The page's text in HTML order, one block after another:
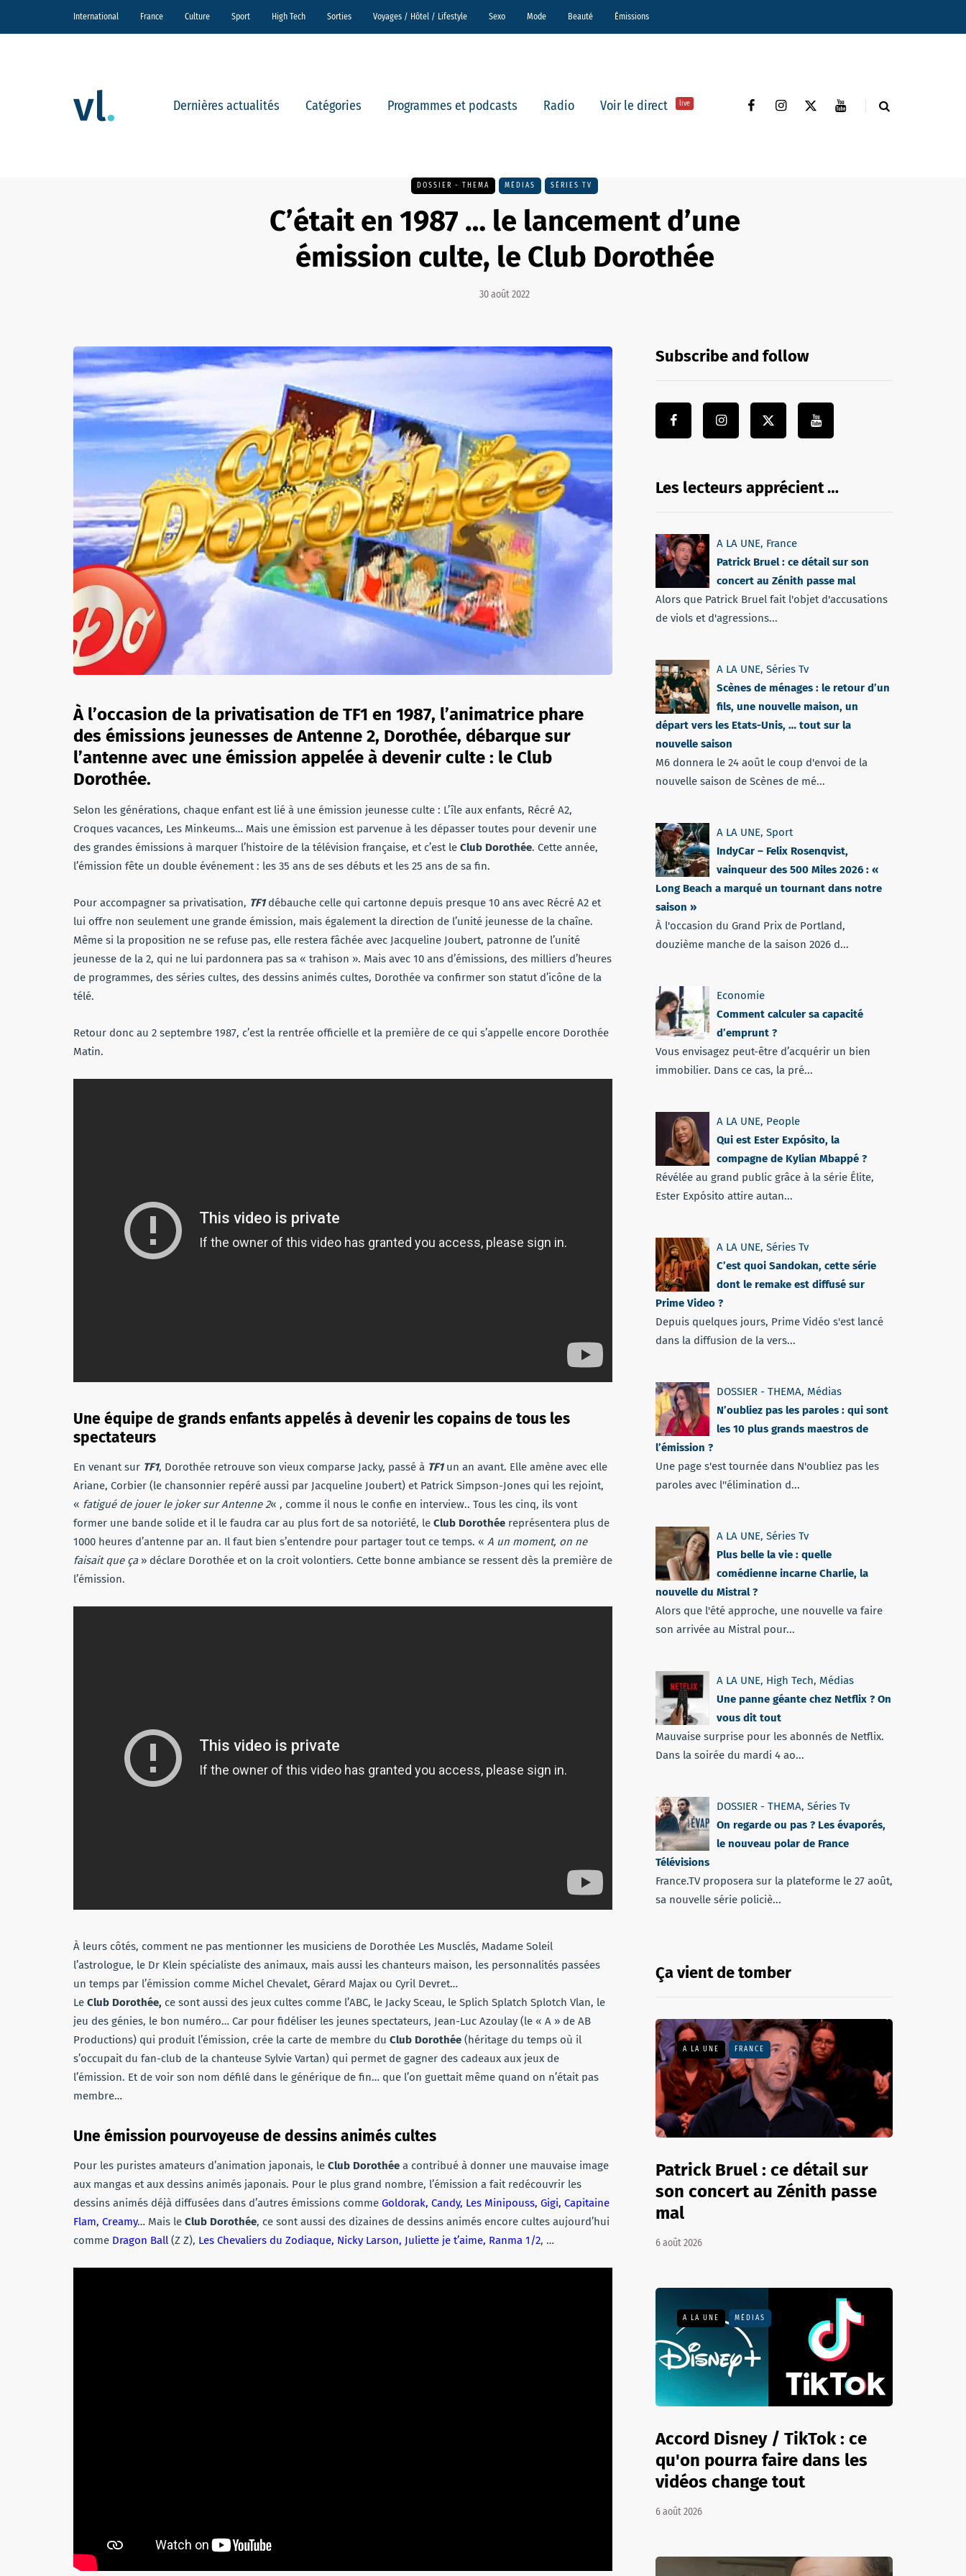
International France Culture Sport High Tech Sorties Voyages / Hôtel / Lifestyle Sexo Mode Beauté Émissions
Dernières actualités Catégories Programmes et podcasts Radio Voir le direct live
DOSSIER - THEMA MÉDIAS SÉRIES TV
C’était en 1987 … le lancement d’une
émission culte, le Club Dorothée
30 août 2022
À l’occasion de la privatisation de TF1 en 1987, l’animatrice phare
des émissions jeunesses de Antenne 2, Dorothée, débarque sur
l’antenne avec une émission appelée à devenir culte : le Club
Dorothée.
Selon les générations, chaque enfant est lié à une émission jeunesse culte : L’île aux enfants, Récré A2,
Croques vacances, Les Minkeums… Mais une émission est parvenue à les dépasser toutes pour devenir une
des grandes émissions à marquer l’histoire de la télévision française, et c’est le Club Dorothée. Cette année,
l’émission fête un double événement : les 35 ans de ses débuts et les 25 ans de sa fin.
Pour accompagner sa privatisation, TF1débauche celle qui cartonne depuis presque 10 ans avec Récré A2 et
lui offre non seulement une grande émission, mais également la direction de l’unité jeunesse de la chaîne.
Même si la proposition ne se refuse pas, elle restera fâchée avec Jacqueline Joubert, patronne de l’unité
jeunesse de la 2, qui ne lui pardonnera pas sa « trahison ». Mais avec 10 ans d’émissions, des milliers d’heures
de programmes, des séries cultes, des dessins animés cultes, Dorothée va confirmer son statut d’icône de la
télé.
Retour donc au 2 septembre 1987, c’est la rentrée officielle et la première de ce qui s’appelle encore Dorothée
Matin.
Une équipe de grands enfants appelés à devenir les copains de tous les
spectateurs
En venant sur TF1, Dorothée retrouve son vieux comparse Jacky, passé à TF1un an avant. Elle amène avec elle
Ariane, Corbier (le chansonnier repéré aussi par Jacqueline Joubert) et Patrick Simpson-Jones qui les rejoint,
« fatigué de jouer le joker sur Antenne 2« , comme il nous le confie en interview.. Tous les cinq, ils vont
former une bande solide et il le faudra car au plus fort de sa notoriété, le Club Dorothée représentera plus de
1000 heures d’antenne par an. Il faut bien s’entendre pour partager tout ce temps. « A un moment, on ne
faisait que ça» déclare Dorothée et on la croit volontiers. Cette bonne ambiance se ressent dès la première de
l’émission.
À leurs côtés, comment ne pas mentionner les musiciens de Dorothée Les Musclés, Madame Soleil
l’astrologue, le Dr Klein spécialiste des animaux, mais aussi les chanteurs maison, les personnalités passées
un temps par l’émission comme Michel Chevalet, Gérard Majax ou Cyril Devret…
Le Club Dorothée, ce sont aussi des jeux cultes comme l’ABC, le Jacky Sceau, le Splich Splatch Splotch Vlan, le
jeu des génies, le bon numéro… Car pour fidéliser les jeunes spectateurs, Jean-Luc Azoulay (le « A » de AB
Productions) qui produit l’émission, crée la carte de membre du Club Dorothée (héritage du temps où il
s’occupait du fan-club de la chanteuse Sylvie Vartan) qui permet de gagner des cadeaux aux jeux de
l’émission. Et de voir son nom défilé dans le générique de fin… que l’on guettait même quand on n’était pas
membre…
Une émission pourvoyeuse de dessins animés cultes
Pour les puristes amateurs d’animation japonais, le Club Dorothée a contribué à donner une mauvaise image
aux mangas et aux dessins animés japonais. Pour le plus grand nombre, l’émission a fait redécouvrir les
dessins animés déjà diffusées dans d’autres émissions comme Goldorak, Candy, Les Minipouss, Gigi, Capitaine
Flam, Creamy… Mais le Club Dorothée, ce sont aussi des dizaines de dessins animés encore cultes aujourd’hui
comme Dragon Ball (Z Z), Les Chevaliers du Zodiaque, Nicky Larson, Juliette je t’aime, Ranma 1/2, …
Subscribe and follow
Les lecteurs apprécient …
A LA UNE, France
Patrick Bruel : ce détail sur son
concert au Zénith passe mal
Alors que Patrick Bruel fait l'objet d'accusations
de viols et d'agressions...
A LA UNE, Séries Tv
Scènes de ménages : le retour d’un
fils, une nouvelle maison, un
départ vers les Etats-Unis, … tout sur la
nouvelle saison
M6 donnera le 24 août le coup d'envoi de la
nouvelle saison de Scènes de mé...
A LA UNE, Sport
IndyCar – Felix Rosenqvist,
vainqueur des 500 Miles 2026 : «
Long Beach a marqué un tournant dans notre
saison »
À l'occasion du Grand Prix de Portland,
douzième manche de la saison 2026 d...
Economie
Comment calculer sa capacité
d’emprunt ?
Vous envisagez peut-être d’acquérir un bien
immobilier. Dans ce cas, la pré...
A LA UNE, People
Qui est Ester Expósito, la
compagne de Kylian Mbappé ?
Révélée au grand public grâce à la série Élite,
Ester Expósito attire autan...
A LA UNE, Séries Tv
C’est quoi Sandokan, cette série
dont le remake est diffusé sur
Prime Video ?
Depuis quelques jours, Prime Vidéo s'est lancé
dans la diffusion de la vers...
DOSSIER - THEMA, Médias
N’oubliez pas les paroles : qui sont
les 10 plus grands maestros de
l’émission ?
Une page s'est tournée dans N'oubliez pas les
paroles avec l''élimination d...
A LA UNE, Séries Tv
Plus belle la vie : quelle
comédienne incarne Charlie, la
nouvelle du Mistral ?
Alors que l'été approche, une nouvelle va faire
son arrivée au Mistral pour...
A LA UNE, High Tech, Médias
Une panne géante chez Netflix ? On
vous dit tout
Mauvaise surprise pour les abonnés de Netflix.
Dans la soirée du mardi 4 ao...
DOSSIER - THEMA, Séries Tv
On regarde ou pas ? Les évaporés,
le nouveau polar de France
Télévisions
France.TV proposera sur la plateforme le 27 août,
sa nouvelle série policiè...
Ça vient de tomber
A LA UNE FRANCE
Patrick Bruel : ce détail sur
son concert au Zénith passe
mal
6 août 2026
A LA UNE MÉDIAS
Accord Disney / TikTok : ce
qu'on pourra faire dans les
vidéos change tout
6 août 2026